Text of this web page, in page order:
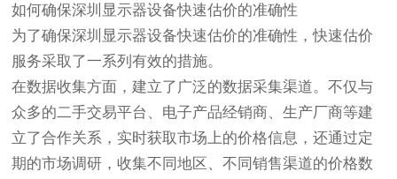
如何确保深圳显示器设备快速估价的准确性
为了确保深圳显示器设备快速估价的准确性，快速估价
服务采取了一系列有效的措施。
在数据收集方面，建立了广泛的数据采集渠道。不仅与
众多的二手交易平台、电子产品经销商、生产厂商等建
立了合作关系，实时获取市场上的价格信息，还通过定
期的市场调研，收集不同地区、不同销售渠道的价格数